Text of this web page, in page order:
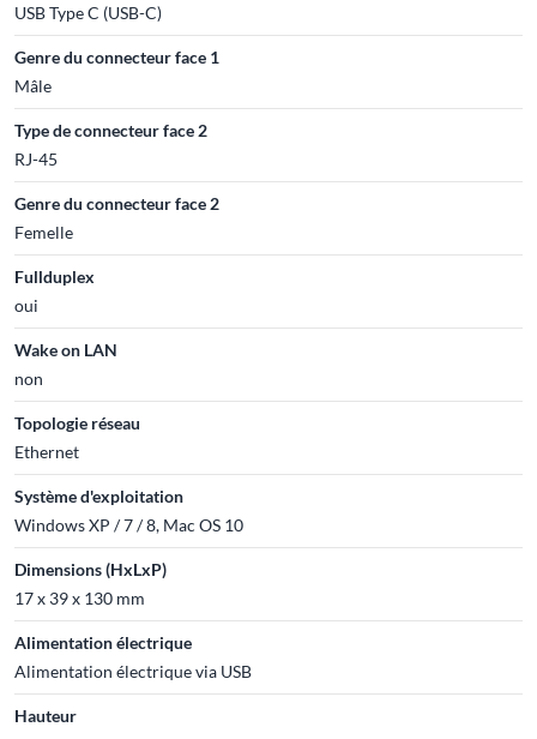
USB Type C (USB-C)
Genre du connecteur face 1
Mâle
Type de connecteur face 2
RJ-45
Genre du connecteur face 2
Femelle
Fullduplex
oui
Wake on LAN
non
Topologie réseau
Ethernet
Système d'exploitation
Windows XP / 7 / 8, Mac OS 10
Dimensions (HxLxP)
17 x 39 x 130 mm
Alimentation électrique
Alimentation électrique via USB
Hauteur